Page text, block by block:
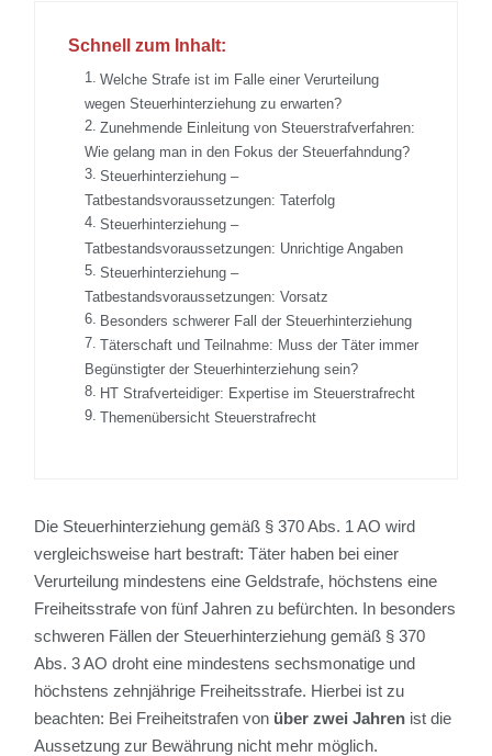
Schnell zum Inhalt:
Welche Strafe ist im Falle einer Verurteilung
wegen Steuerhinterziehung zu erwarten?
Zunehmende Einleitung von Steuerstrafverfahren:
Wie gelang man in den Fokus der Steuerfahndung?
Steuerhinterziehung –
Tatbestandsvoraussetzungen: Taterfolg
Steuerhinterziehung –
Tatbestandsvoraussetzungen: Unrichtige Angaben
Steuerhinterziehung –
Tatbestandsvoraussetzungen: Vorsatz
Besonders schwerer Fall der Steuerhinterziehung
Täterschaft und Teilnahme: Muss der Täter immer
Begünstigter der Steuerhinterziehung sein?
HT Strafverteidiger: Expertise im Steuerstrafrecht
Themenübersicht Steuerstrafrecht
Die Steuerhinterziehung gemäß § 370 Abs. 1 AO wird
vergleichsweise hart bestraft: Täter haben bei einer
Verurteilung mindestens eine Geldstrafe, höchstens eine
Freiheitsstrafe von fünf Jahren zu befürchten. In besonders
schweren Fällen der Steuerhinterziehung gemäß § 370
Abs. 3 AO droht eine mindestens sechsmonatige und
höchstens zehnjährige Freiheitsstrafe. Hierbei ist zu
beachten: Bei Freiheitstrafen von über zwei Jahren ist die
Aussetzung zur Bewährung nicht mehr möglich.